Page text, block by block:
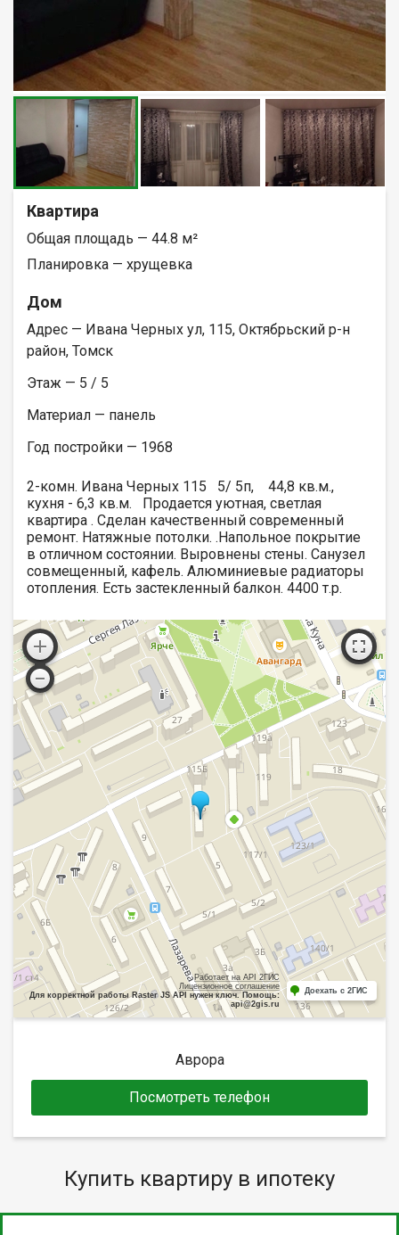
Квартира
Общая площадь — 44.8 м²
Планировка — хрущевка
Дом
Адрес — Ивана Черных ул, 115, Октябрьский р-н
район, Томск
Этаж — 5 / 5
Материал — панель
Год постройки — 1968
2-комн. Ивана Черных 115 5/ 5п, 44,8 кв.м.,
кухня - 6,3 кв.м. Продается уютная, светлая
квартира . Сделан качественный современный
ремонт. Натяжные потолки. .Напольное покрытие
в отличном состоянии. Выровнены стены. Санузел
совмещенный, кафель. Алюминиевые радиаторы
отопления. Есть застекленный балкон. 4400 т.р.
Работает на API 2ГИС
Лицензионное соглашение
Для корректной работы Raster JS API нужен ключ. Помощь:
api@2gis.ru
Доехать с 2ГИС
Аврора
Посмотреть телефон
Купить квартиру в ипотеку